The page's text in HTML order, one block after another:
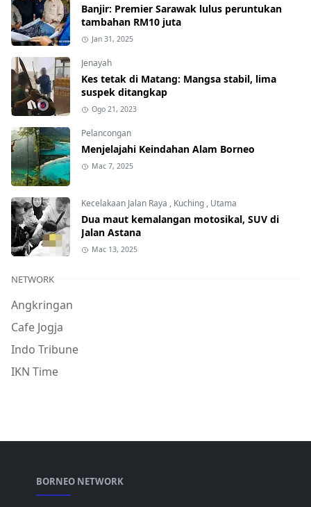
Banjir: Premier Sarawak lulus peruntukan
tambahan RM10 juta
Jan 31, 2025
Jenayah
Kes tetak di Matang: Mangsa stabil, lima
suspek ditangkap
Ogo 21, 2023
Pelancongan
Menjelajahi Keindahan Alam Borneo
Mac 7, 2025
Kecelakaan Jalan Raya , Kuching, Utama
Dua maut kemalangan motosikal, SUV di
Jalan Astana
Mac 13, 2025
NETWORK
Angkringan
Cafe Jogja
Indo Tribune
IKN Time
BORNEO NETWORK